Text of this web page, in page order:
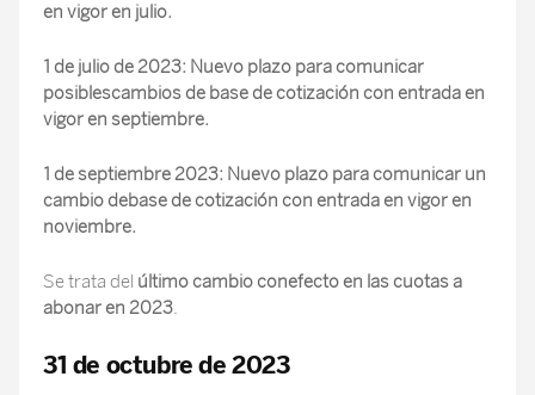
en vigor en julio.
1 de julio de 2023: Nuevo plazo para comunicar
posiblescambios de base de cotización con entrada en
vigor en septiembre.
1 de septiembre 2023: Nuevo plazo para comunicar un
cambio debase de cotización con entrada en vigor en
noviembre.
Se trata del último cambio conefecto en las cuotas a
abonar en 2023.
31 de octubre de 2023